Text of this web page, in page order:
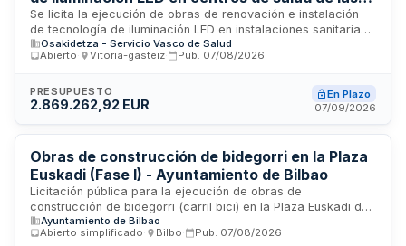
organizaciones sanitarias integradas Uribe,
Barrualde-Galdakao y Donostialdea
Se licita la ejecución de obras de renovación e instalación
de tecnología de iluminación LED en instalaciones sanitarias
pertenecientes a tres organizaciones sanitarias integradas
del País Vasco. El proyecto incluye la modernización de
áreas de Uribe, Barrualde-Galdakao y Donostialdea,
dividiéndose en tres lotes diferenciados. Las obras
sistemas de iluminación eficiente y mantenimiento posterior
de las instalaciones realizadas.
Osakidetza - Servicio Vasco de Salud
Abierto
Vitoria-gasteiz Pub. 07/08/2026
PRESUPUESTO
2.869.262,92 EUR
En Plazo
07/09/2026
Obras de construcción de bidegorri en la Plaza
Euskadi (Fase I) - Ayuntamiento de Bilbao
Licitación pública para la ejecución de obras de
construcción de bidegorri (carril bici) en la Plaza Euskadi de
Bilbao, correspondiente a la primera fase del proyecto. El
Ayuntamiento de Bilbao, a través de la Concejalía Delegada
Ayuntamiento de Bilbao
Abierto simplificado
Bilbo Pub. 07/08/2026